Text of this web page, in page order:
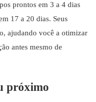
prontos em 3 a 4 dias
17 a 20 dias. Seus
ajudando você a otimizar
antes mesmo de
próximo